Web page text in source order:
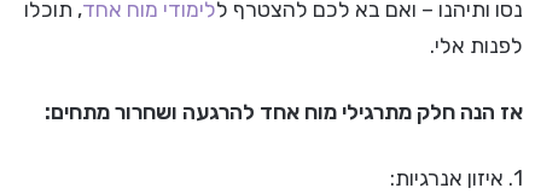
נסו ותיהנו – ואם בא לכם להצטרף ללימודי מוח אחד, תוכלו
לפנות אלי.
אז הנה חלק מתרגילי מוח אחד להרגעה ושחרור מתחים:
1. איזון אנרגיות: